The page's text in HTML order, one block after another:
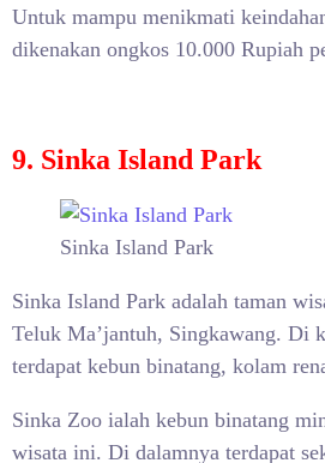
Untuk mampu menikmati
dikenakan ongkos 10.000 Rupiah
9. Sinka Island Park
Sinka Island Park
Sinka Island Park adalah taman
Teluk Ma’jantuh, Singkawang. Di
terdapat kebun binatang, kolam
Sinka Zoo ialah kebun binatang
wisata ini. Di dalamnya terdapat